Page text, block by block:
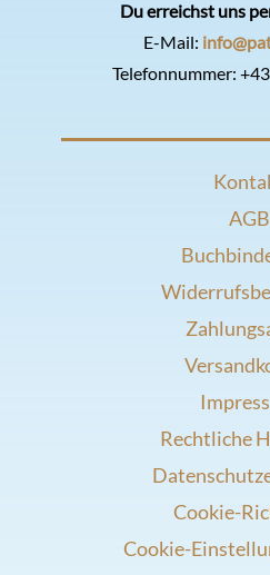
Du erreichst uns
E-Mail:
Telefonnummer:
AGB
Rechtliche
Cookie-
Cookie-